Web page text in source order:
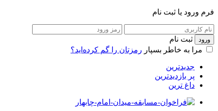
فرم ورود یا ثبت نام
ثبت نام
مرا به خاطر بسپار رمزتان را گم کرده‌اید؟
جدیدترین
پر بازدیدترین
داغ ترین